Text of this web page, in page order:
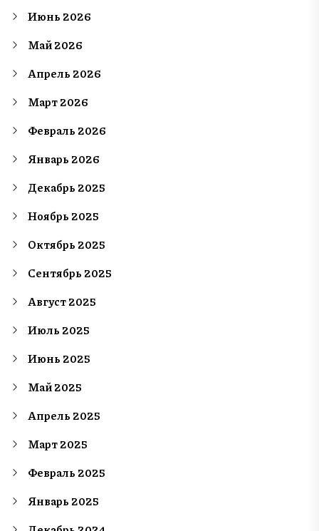
Июнь 2026
Май 2026
Апрель 2026
Март 2026
Февраль 2026
Январь 2026
Декабрь 2025
Ноябрь 2025
Октябрь 2025
Сентябрь 2025
Август 2025
Июль 2025
Июнь 2025
Май 2025
Апрель 2025
Март 2025
Февраль 2025
Январь 2025